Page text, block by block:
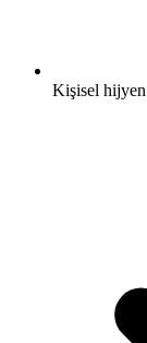
Kişisel hijyen